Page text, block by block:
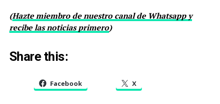
(Hazte miembro de nuestro canal de Whatsapp y
recibe las noticias primero)
Share this:
Facebook X